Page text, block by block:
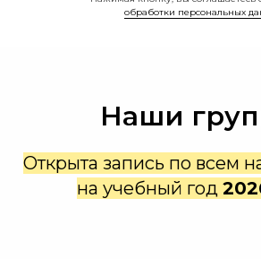
обработки персональных
Наши
Открыта запись по всем
на учебный год